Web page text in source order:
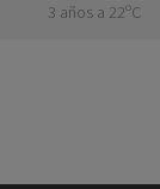
3 años a 22ºC